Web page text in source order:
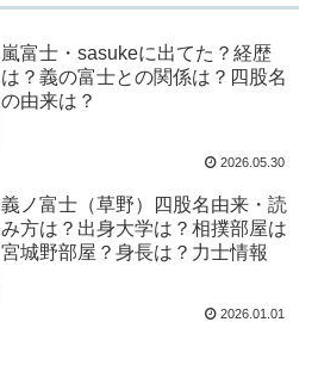
嵐富士・sasukeに出てた？経歴
は？義の富士との関係は？四股名
の由来は？
2026.05.30
義ノ富士（草野）四股名由来・読
み方は？出身大学は？相撲部屋は
宮城野部屋？身長は？力士情報
2026.01.01